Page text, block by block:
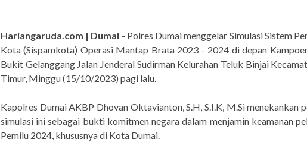
Hariangaruda.com | Dumai - Polres Dumai menggelar Simulasi Sistem
Kota (Sispamkota) Operasi Mantap Brata 2023 - 2024 di depan
Bukit Gelanggang Jalan Jenderal Sudirman Kelurahan Teluk Binjai
Timur, Minggu (15/10/2023) pagi lalu.
Kapolres Dumai AKBP Dhovan Oktavianton, S.H, S.I.K, M.Si menekankan
simulasi ini sebagai bukti komitmen negara dalam menjamin keamanan
Pemilu 2024, khususnya di Kota Dumai.